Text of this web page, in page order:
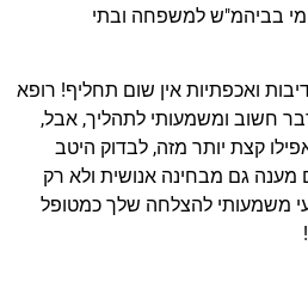
בביהמ"ש למשפחה ובתי
ואכפתיות אין שום תחליף! רופא
חשוב ומשמעותי לתהליך, אבל,
קצת יותר מזה, לבדוק היטב
גם מבחינה אנושית ולא רק
משמעותי להצלחה שלך כמטופל